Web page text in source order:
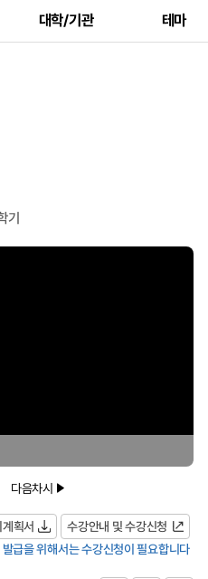
대학/기관 테마
기
다음차시
획서
수강안내 및 수강신청
급을 위해서는 수강신청이 필요합니다